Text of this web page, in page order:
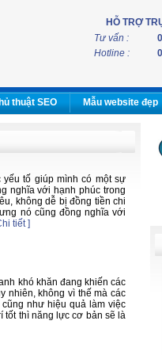
HỖ TRỢ
Tư vấn :
Hotline :
thuật SEO Mẫu website đẹp
yếu tố giúp mình có một sự
nghĩa với hạnh phúc trong
không dễ bị đồng tiền chi
nó cũng đồng nghĩa với
tiết ]
khó khăn đang khiến các
nhiên, không vì thế mà các
như hiệu quả làm việc
tốt thì năng lực cơ bản sẽ là